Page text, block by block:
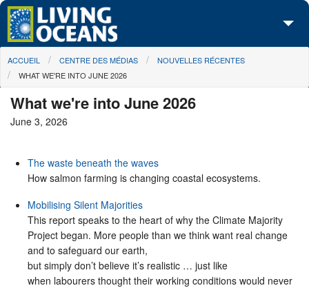
Skip to main content
À propos de nous
Centre des Médias
Passez à l'action
You are here
ACCUEIL CENTRE DES MÉDIAS
NOUVELLES RÉCENTES
WHAT WE'RE INTO JUNE 2026
What we're into June 2026
June 3, 2026
The waste beneath the waves
How salmon farming is changing coastal ecosystems.
Mobilising Silent Majorities
This report speaks to the heart of why the Climate Majority
Project began. More people than we think want real change
and to safeguard our earth,
but simply don’t believe it’s realistic … just like
when labourers thought their working conditions would never